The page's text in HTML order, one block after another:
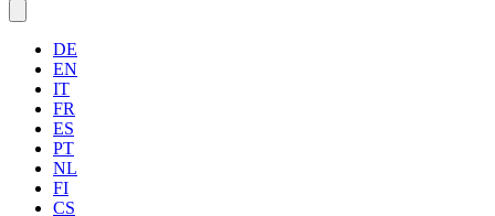
DE
EN
IT
FR
ES
PT
NL
FI
CS